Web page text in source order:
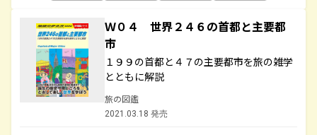
Ｗ０４ 世界２４６の首都と主要都
市
１９９の首都と４７の主要都市を旅の雑学
とともに解説
旅の図鑑
2021.03.18 発売